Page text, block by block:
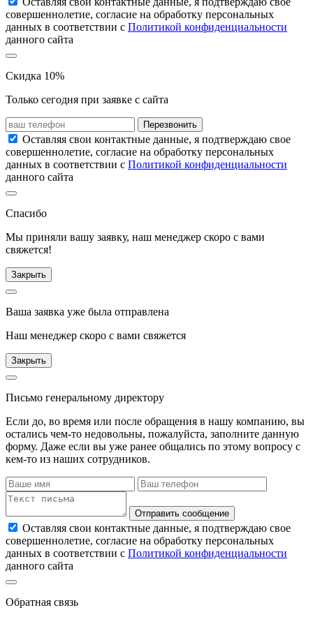
совершеннолетие, согласие на обработку персональных
данных в соответствии с Политикой конфиденциальности
данного сайта
Скидка 10%
Только сегодня при заявке с сайта
Перезвонить
Оставляя свои контактные данные, я подтверждаю свое
совершеннолетие, согласие на обработку персональных
данных в соответствии с Политикой конфиденциальности
данного сайта
Спасибо
Мы приняли вашу заявку, наш менеджер скоро с вами
свяжется!
Закрыть
Ваша заявка уже была отправлена
Наш менеджер скоро с вами свяжется
Закрыть
Письмо генеральному директору
Если до, во время или после обращения в нашу компанию, вы
остались чем-то недовольны, пожалуйста, заполните данную
форму. Даже если вы уже ранее общались по этому вопросу с
кем-то из наших сотрудников.
Отправить сообщение
Оставляя свои контактные данные, я подтверждаю свое
совершеннолетие, согласие на обработку персональных
данных в соответствии с Политикой конфиденциальности
данного сайта
Обратная связь